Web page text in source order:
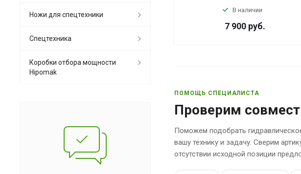
В наличии
7 900 руб.
ПОМОЩЬ СПЕЦИАЛИСТА
Проверим
Поможем подобрать
вашу технику и задачу. Сверим
отсутствии исходной позиции
Ножи для спецтехники
Спецтехника
Коробки отбора мощности
Hipomak